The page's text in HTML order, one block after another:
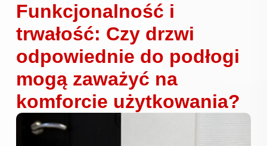
Funkcjonalność i
trwałość: Czy drzwi
odpowiednie do podłogi
mogą zaważyć na
komforcie użytkowania?